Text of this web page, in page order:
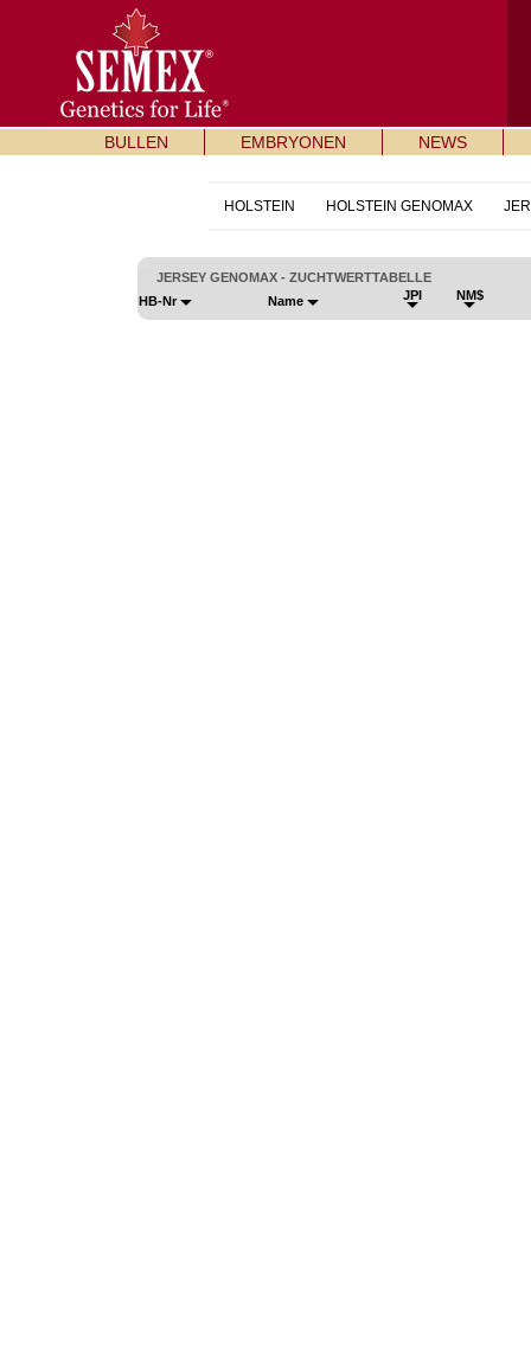
BULLEN EMBRYONEN NEWS
HOLSTEIN HOLSTEIN GENOMAX
JERSEY GENOMAX - ZUCHTWERTTABELLE
HB-Nr
Name JPI NM$